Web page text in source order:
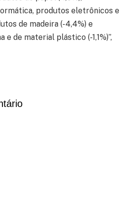
produtos eletrônicos e
de madeira (-4,4%) e
de material plástico (-1,1%)”,